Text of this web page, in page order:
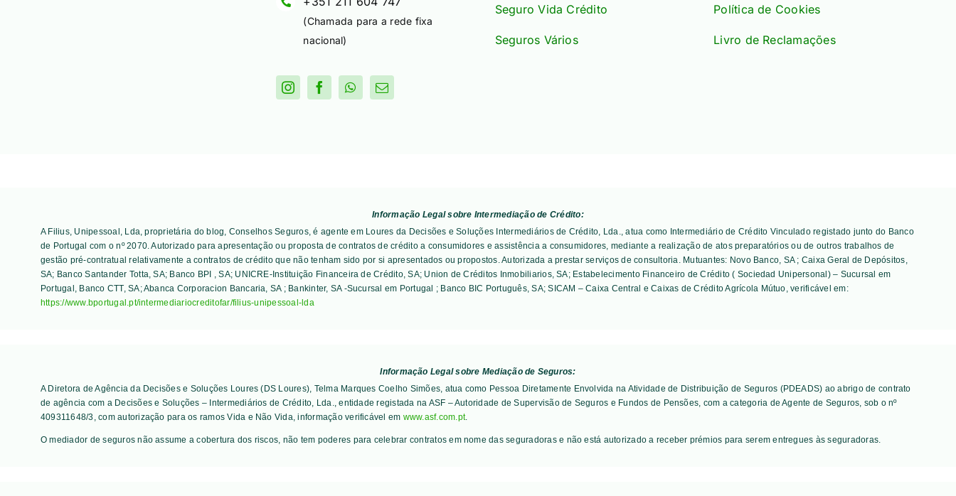
(Chamada para a rede fixa
nacional)
Seguro Vida Crédito
Seguros Vários
Política de Cookies
Livro de Reclamações
Informação Legal sobre Intermediação de Crédito:
A Filius, Unipessoal, Lda, proprietária do blog, Conselhos Seguros, é agente em Loures da Decisões e Soluções Intermediários de Crédito, Lda., atua como Intermediário de Crédito Vinculado registado junto do Banco
de Portugal com o nº 2070. Autorizado para apresentação ou proposta de contratos de crédito a consumidores e assistência a consumidores, mediante a realização de atos preparatórios ou de outros trabalhos de
gestão pré-contratual relativamente a contratos de crédito que não tenham sido por si apresentados ou propostos. Autorizada a prestar serviços de consultoria. Mutuantes: Novo Banco, SA ; Caixa Geral de Depósitos,
SA; Banco Santander Totta, SA; Banco BPI , SA; UNICRE-Instituição Financeira de Crédito, SA; Union de Créditos Inmobiliarios, SA; Estabelecimento Financeiro de Crédito ( Sociedad Unipersonal) – Sucursal em
Portugal, Banco CTT, SA; Abanca Corporacion Bancaria, SA ; Bankinter, SA -Sucursal em Portugal ; Banco BIC Português, SA; SICAM – Caixa Central e Caixas de Crédito Agrícola Mútuo , verificável em:
https://www.bportugal.pt/intermediariocreditofar/filius-unipessoal-lda
Informação Legal sobre Mediação de Seguros:
A Diretora de Agência da Decisões e Soluções Loures (DS Loures), Telma Marques Coelho Simões, atua como Pessoa Diretamente Envolvida na Atividade de Distribuição de Seguros (PDEADS) ao abrigo de contrato
de agência com a Decisões e Soluções – Intermediários de Crédito, Lda., entidade registada na ASF – Autoridade de Supervisão de Seguros e Fundos de Pensões, com a categoria de Agente de Seguros, sob o nº
409311648/3, com autorização para os ramos Vida e Não Vida, informação verificável em www.asf.com.pt.
O mediador de seguros não assume a cobertura dos riscos, não tem poderes para celebrar contratos em nome das seguradoras e não está autorizado a receber prémios para serem entregues às seguradoras.